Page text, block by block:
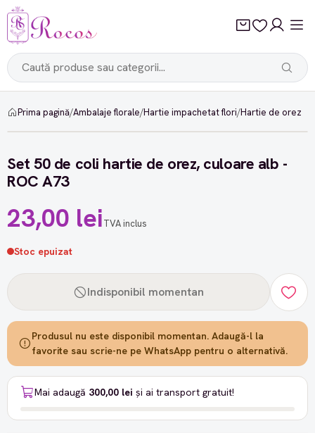
Prima pagină/Ambalaje florale/Hartie impachetat flori/Hartie de orez
Set 50 de coli hartie de orez, culoare alb -
ROC A73
23,00 leiTVA inclus
Stoc epuizat
Indisponibil momentan
Produsul nu este disponibil momentan. Adaugă-l la
favorite sau scrie-ne pe WhatsApp pentru o alternativă.
Mai adaugă 300,00 lei și ai transport gratuit!